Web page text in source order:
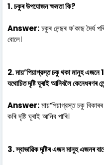
1. চকুৰ উপযোজন ক্ষমতা কি?
Answer:চকুৰ লেন্ছৰ ফ'কাছ দৈৰ্ঘ
বোলে।
2. মায়’পিয়াগ্রস্ত চকু থকা মানুহ এজনে
যথোচিত দৃষ্টি ঘূৰাই আনিবলৈ কেনেধৰণৰ
Answer:মায়’পিয়াগ্রস্ত চকু
কৰি দৃষ্টি ঘূৰাই আনিব পাৰি।
3. স্বাভাৱিক দৃষ্টিৰ এজন মানুহ এজনৰ